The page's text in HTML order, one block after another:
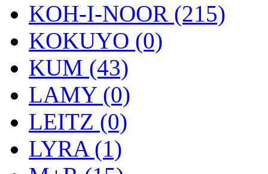
KOH-I-NOOR (215)
KOKUYO (0)
KUM (43)
LAMY (0)
LEITZ (0)
LYRA (1)